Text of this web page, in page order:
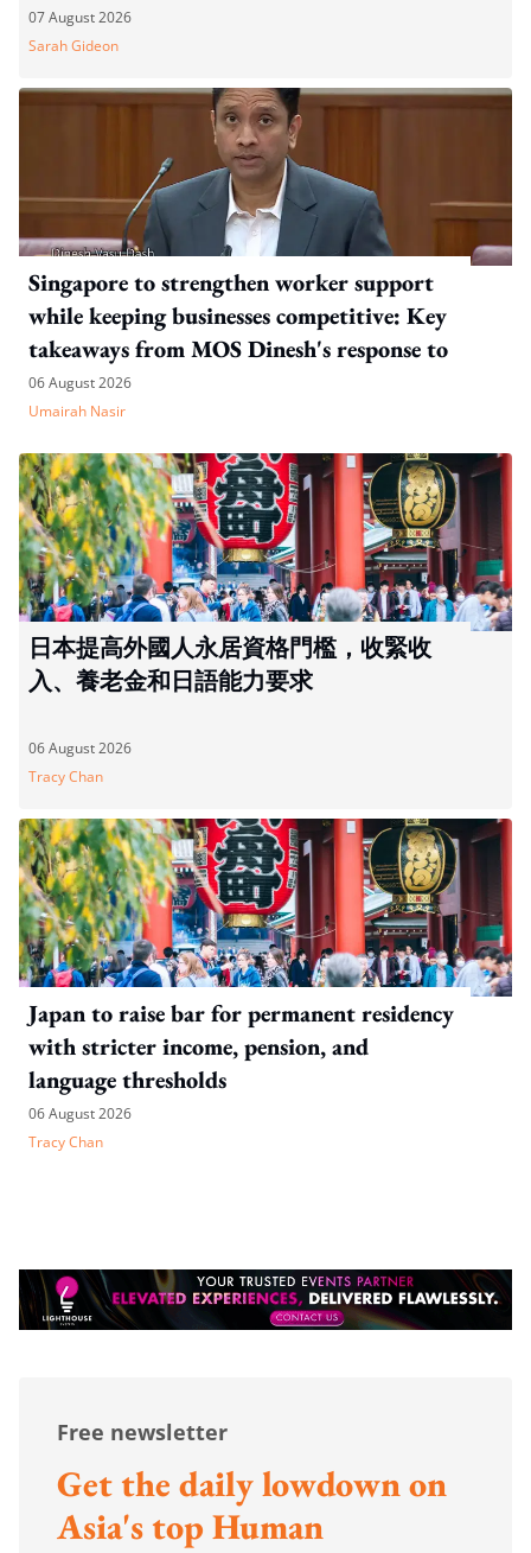
07 August 2026
Sarah Gideon
Singapore to strengthen worker support
while keeping businesses competitive: Key
takeaways from MOS Dinesh's response to
WP's motion
06 August 2026
Umairah Nasir
日本提高外國人永居資格門檻，收緊收
入、養老金和日語能力要求
06 August 2026
Tracy Chan
Japan to raise bar for permanent residency
with stricter income, pension, and
language thresholds
06 August 2026
Tracy Chan
Free newsletter
Get the daily lowdown on
Asia's top Human